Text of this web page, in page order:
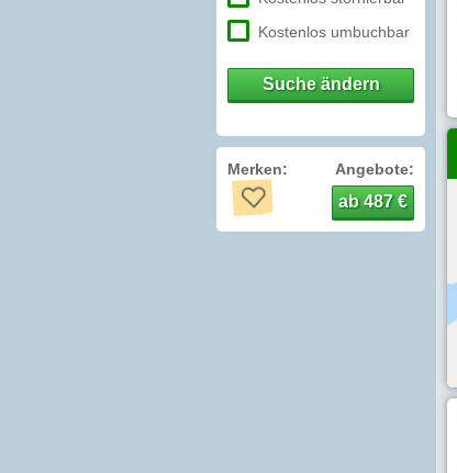
Kostenlos umbuchbar
Suche ändern
Merken: Angebote:
ab 487 €